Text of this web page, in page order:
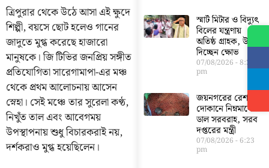
ত্রিপুরার থেকে উঠে আসা এই ক্ষুদে
শিল্পী, বয়সে ছোট হলেও গানের
জাদুতে মুগ্ধ করেছে হাজারো
মানুষকে। জি টিভির জনপ্রিয় সঙ্গীত
প্রতিযোগিতা সারেগামাপা-এর মঞ্চ
থেকে প্রথম আলোচনায় আসেন
স্নেহা। সেই মঞ্চে তার সুরেলা কণ্ঠ,
নিখুঁত তাল এবং আবেগময়
উপস্থাপনায় শুধু বিচারকরাই নয়,
দর্শকরাও মুগ্ধ হয়েছিলেন।
স্মার্ট মিটার ও বিদ্যুৎ
বিলের যন্ত্রণায়
অতিষ্ঠ গ্রাহক, উগড়ে
দিচ্ছেন ক্ষোভ
07/08/2026 8:30
pm
জয়নগরের রেশন
দোকানে নিম্নমানের
ডাল সরবরাহ, সরব
দপ্তরের মন্ত্রী
07/08/2026 6:23
pm